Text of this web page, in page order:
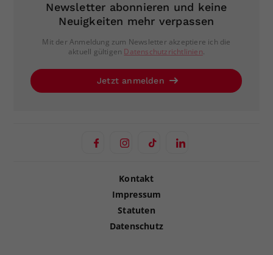
Newsletter abonnieren und keine
Neuigkeiten mehr verpassen
Mit der Anmeldung zum Newsletter akzeptiere ich die
aktuell gültigen Datenschutzrichtlinien.
Jetzt anmelden
Kontakt
Impressum
Statuten
Datenschutz